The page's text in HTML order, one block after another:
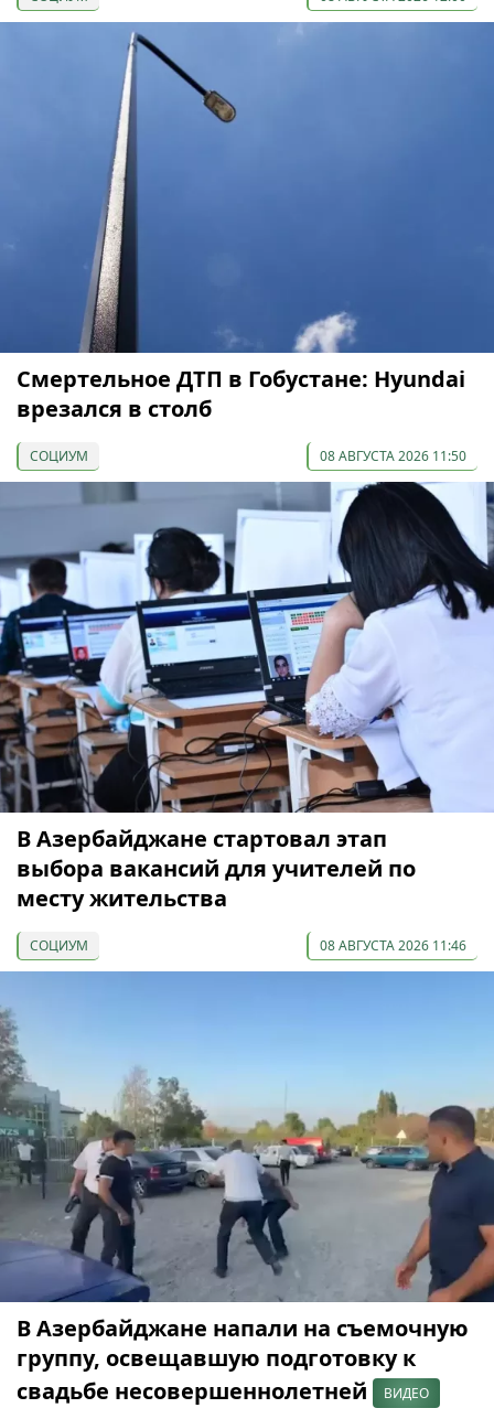
Смертельное ДТП в Гобустане: Hyundai
врезался в столб
СОЦИУМ 08 АВГУСТА 2026 11:50
В Азербайджане стартовал этап
выбора вакансий для учителей по
месту жительства
СОЦИУМ 08 АВГУСТА 2026 11:46
В Азербайджане напали на съемочную
группу, освещавшую подготовку к
свадьбе несовершеннолетней
ВИДЕО